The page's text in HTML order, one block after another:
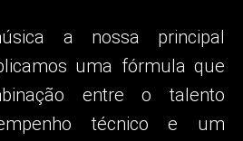
a nossa principal
uma fórmula que
entre o talento
técnico e um